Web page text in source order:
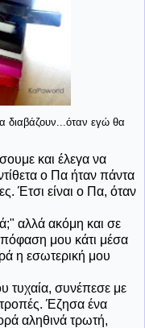
διαβάζουν...όταν εγώ θα
και έλεγα να
ο Πα ήταν πάντα
Έτσι είναι ο Πα, όταν
αλλά ακόμη και σε
μου κάτι μέσα
η εσωτερική μου
τυχαία, συνέπεσε με
Έζησα ένα
αληθινά τρωτή,